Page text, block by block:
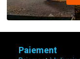
Paiement